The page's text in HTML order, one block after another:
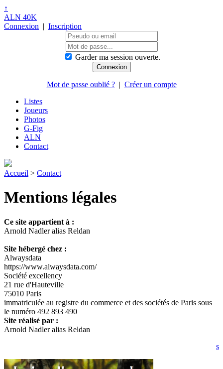
↑
ALN 40K
Connexion | Inscription
Garder ma session ouverte.
Mot de passe oublié ?| Créer un compte
Listes
Joueurs
Photos
G-Fig
ALN
Contact
Accueil > Contact
Mentions légales
Ce site appartient à :
Arnold Nadler alias Reldan
Site hébergé chez :
Alwaysdata
https://www.alwaysdata.com/
Société excellency
21 rue d'Hauteville
75010 Paris
immatriculée au registre du commerce et des sociétés de Paris sous
le numéro 492 893 490
Site réalisé par :
Arnold Nadler alias Reldan
s